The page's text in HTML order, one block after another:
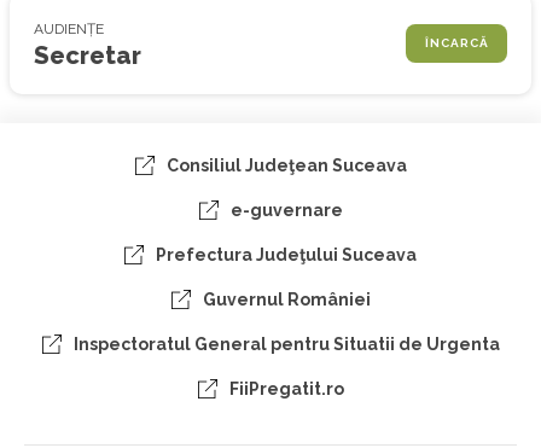
AUDIENȚE
Secretar ÎNCARCĂ
Consiliul Judeţean Suceava
e-guvernare
Prefectura Judeţului Suceava
Guvernul României
Inspectoratul General pentru Situatii de Urgenta
FiiPregatit.ro